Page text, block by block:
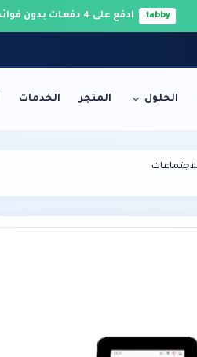
tabby ادفع على 4 دفعات بدون فوائد · شحن مجاني للطلبات فوق 500 ر.س 🚚
الحلول المتجر الخدمات